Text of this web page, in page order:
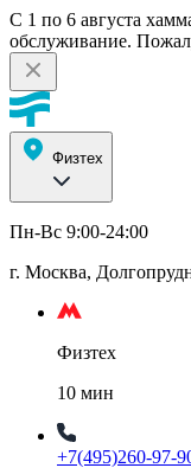
С 1 по 6 августа
обслуживание.
Физтех
Пн-Вс 9:00-24:00
г. Москва,
Физтех
10 мин
+7(495)260-97-